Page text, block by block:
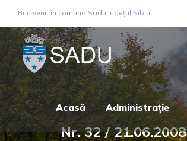
Skip
to
content
Bun venit în comuna Sadu județul Sibiu!
Acasă Administrație
Nr. 32 / 21.06.2008